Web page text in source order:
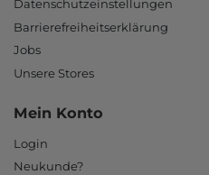
Datenschutzeinstellungen
Barrierefreiheitserklärung
Jobs
Unsere Stores
Mein Konto
Login
Neukunde?